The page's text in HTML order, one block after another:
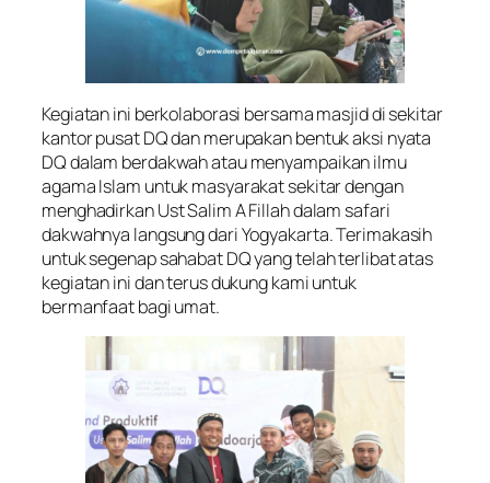
Kegiatan ini berkolaborasi bersama masjid di sekitar
kantor pusat DQ dan merupakan bentuk aksi nyata
DQ dalam berdakwah atau menyampaikan ilmu
agama Islam untuk masyarakat sekitar dengan
menghadirkan Ust Salim A Fillah dalam safari
dakwahnya langsung dari Yogyakarta. Terimakasih
untuk segenap sahabat DQ yang telah terlibat atas
kegiatan ini dan terus dukung kami untuk
bermanfaat bagi umat.